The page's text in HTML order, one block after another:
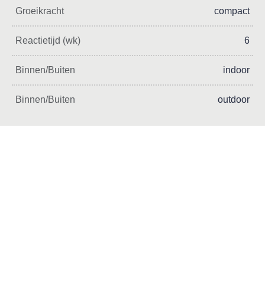
Groeikracht compact
Reactietijd (wk) 6
Binnen/Buiten indoor
Binnen/Buiten outdoor